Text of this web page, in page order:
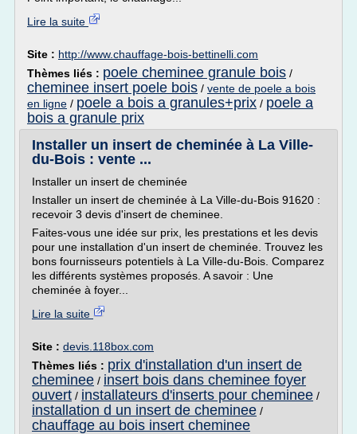
Lire la suite
Site : http://www.chauffage-bois-bettinelli.com
Thèmes liés : poele cheminee granule bois /
cheminee insert poele bois / vente de poele a bois
en ligne / poele a bois a granules+prix / poele a
bois a granule prix
Installer un insert de cheminée à La Ville-
du-Bois : vente ...
Installer un insert de cheminée
Installer un insert de cheminée à La Ville-du-Bois 91620 :
recevoir 3 devis d'insert de cheminee.
Faites-vous une idée sur prix, les prestations et les devis
pour une installation d'un insert de cheminée. Trouvez les
bons fournisseurs potentiels à La Ville-du-Bois. Comparez
les différents systèmes proposés. A savoir : Une
cheminée à foyer...
Lire la suite
Site : devis.118box.com
Thèmes liés : prix d'installation d'un insert de
cheminee / insert bois dans cheminee foyer
ouvert / installateurs d'inserts pour cheminee /
installation d un insert de cheminee /
chauffage au bois insert cheminee